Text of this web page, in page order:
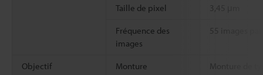
Taille de pixel 3,45 μm
Fréquence des
images
55 images
Objectif Monture Monture de